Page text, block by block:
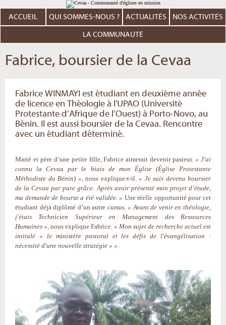
au
contenu.
Aller
personnels
ACCUEIL QUI SOMMES-NOUS ? ACTUALITÉS NOS ACTIVITÉS
LA COMMUNAUTÉ
Fabrice, boursier de la Cevaa
Fabrice WINMAYI est étudiant en deuxième année
de licence en Théologie à l'UPAO (Université
Protestante d’Afrique de l’Ouest) à Porto-Novo, au
Bénin. Il est aussi boursier de la Cevaa. Rencontre
avec un étudiant déterminé.
Marié et père d’une petite fille, Fabrice aimerait devenir pasteur. « J'ai
connu la Cevaa par le biais de mon Église (Église Protestante
Méthodiste du Bénin) », nous explique-t-il. « Je suis devenu boursier
de la Cevaa par pure grâce. Après avoir présenté mon projet d’étude,
ma demande de bourse a été validée. » Une réelle opportunité pour cet
étudiant déjà diplômé d’un autre cursus.« Avant de venir en théologie,
j'étais Technicien Supérieur en Management des Ressources
Humaines », nous explique Fabrice. « Mon sujet de recherche actuel est
intitulé « le ministère pastoral et les défis de l'évangélisation :
nécessité d'une nouvelle stratégie » ».